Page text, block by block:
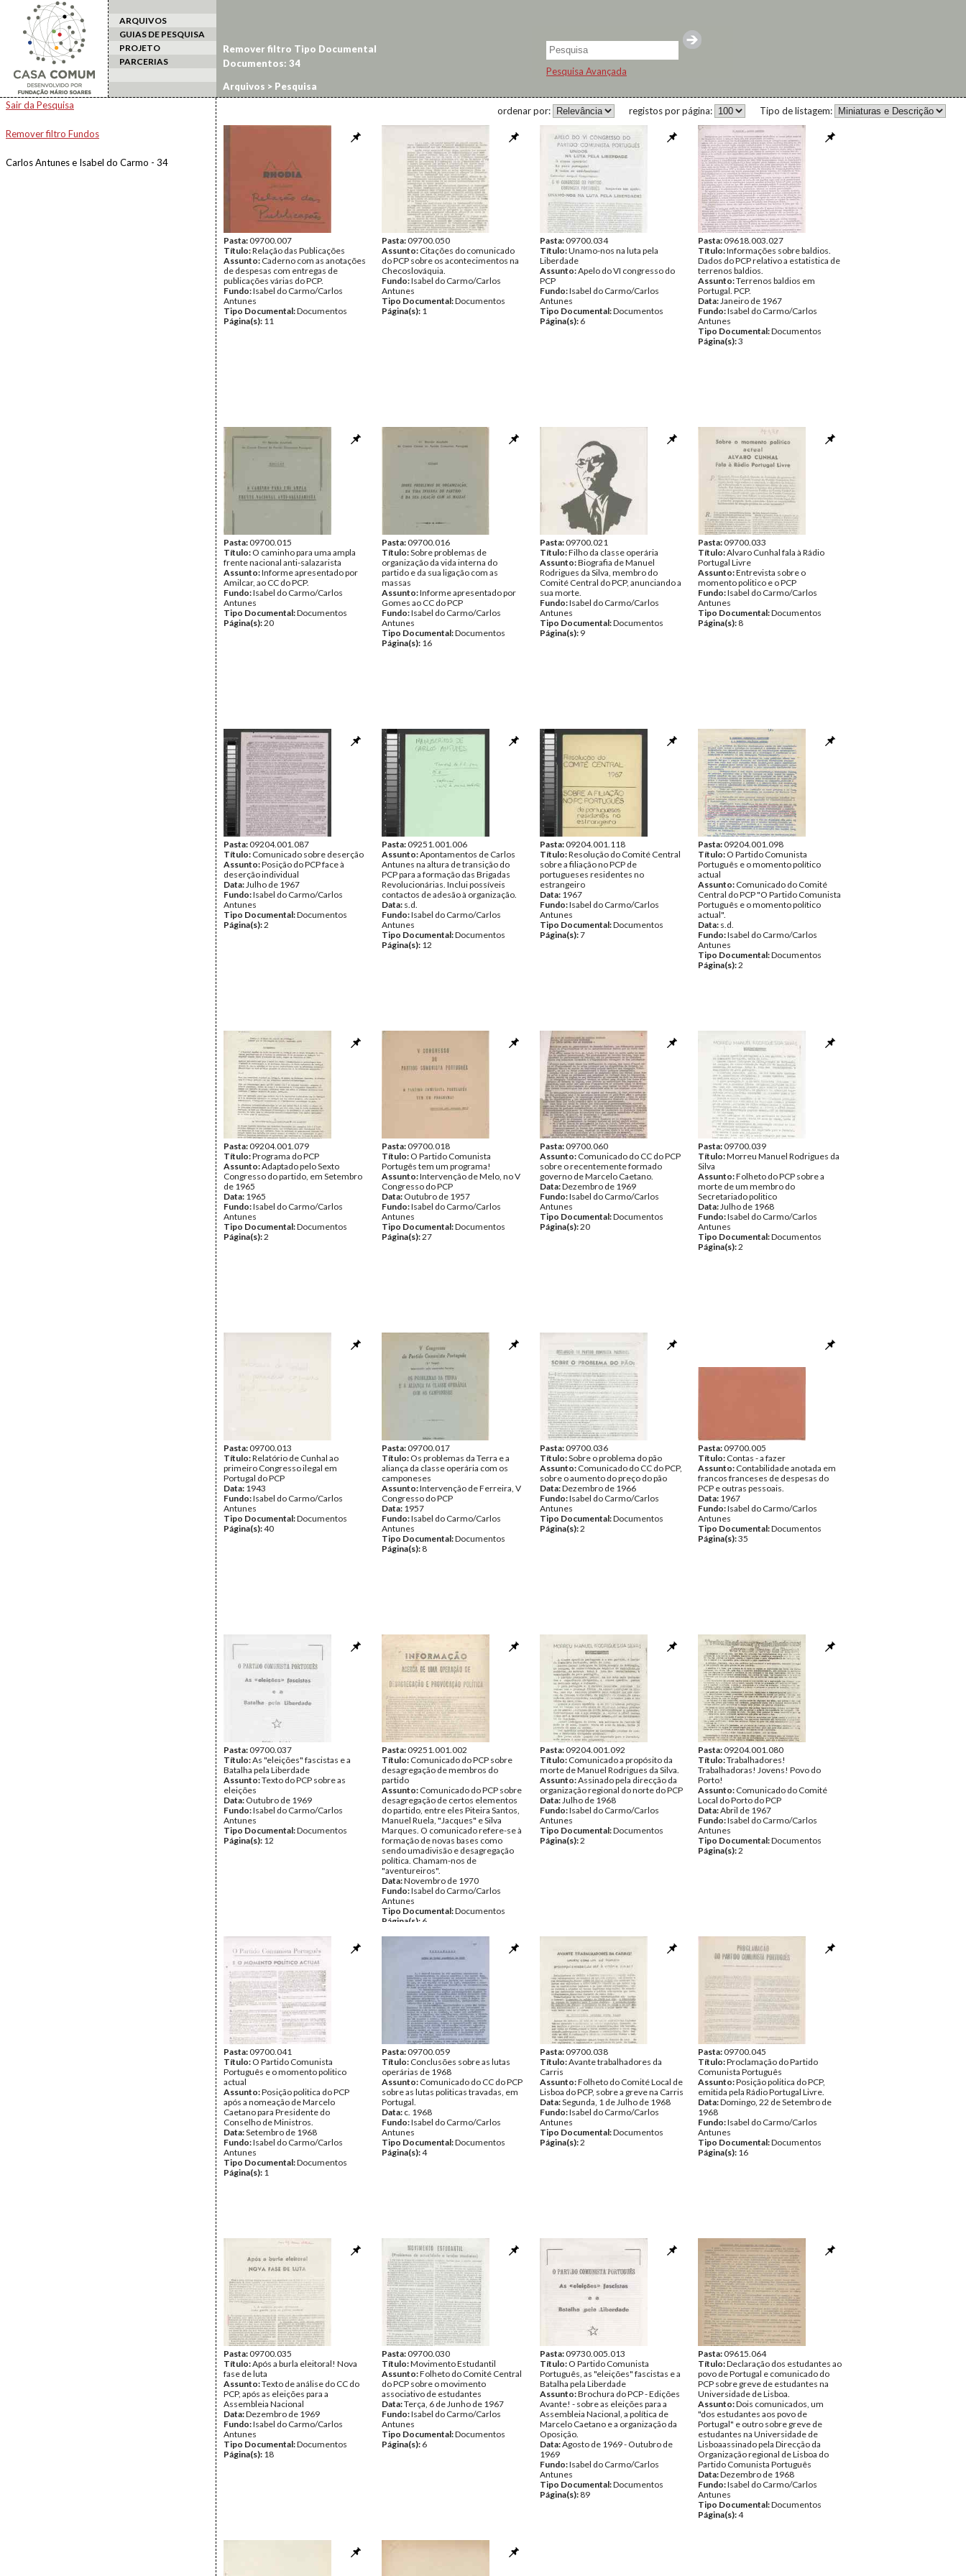
ARQUIVOS
GUIAS DE PESQUISA
PROJETO
PARCERIAS
Pesquisa Avançada
Arquivos > Pesquisa
Sair da Pesquisa
Remover filtro Fundos
Carlos Antunes e Isabel do Carmo - 34
Remover filtro Tipo Documental
Documentos: 34
Tipo de listagem:
registos por página:
ordenar por:
Pasta:09700.007
Título:Relação das Publicações
Assunto: Caderno com as anotações
de despesas com entregas de
publicações várias do PCP.
Fundo:Isabel do Carmo/Carlos
Antunes
Tipo Documental:Documentos
Página(s): 11
Pasta:09700.050
Assunto: Citações do comunicado
do PCP sobre os acontecimentos na
Checoslováquia.
Fundo:Isabel do Carmo/Carlos
Antunes
Tipo Documental:Documentos
Página(s): 1
Pasta:09700.034
Título:Unamo-nos na luta pela
Liberdade
Assunto:Apelo do VI congresso do
PCP
Fundo:Isabel do Carmo/Carlos
Antunes
Tipo Documental:Documentos
Página(s): 6
Pasta:09618.003.027
Título:Informações sobre baldios.
Dados do PCP relativo a estatistica de
terrenos baldios.
Assunto:Terrenos baldios em
Portugal. PCP.
Data:Janeiro de 1967
Fundo:Isabel do Carmo/Carlos
Antunes
Tipo Documental:Documentos
Página(s):3
Pasta:09700.015
Título: O caminho para uma ampla
frente nacional anti-salazarista
Assunto:Informe apresentado por
Amilcar, ao CC do PCP.
Fundo:Isabel do Carmo/Carlos
Antunes
Tipo Documental:Documentos
Página(s):20
Pasta:09700.016
Título:Sobre problemas de
organização da vida interna do
partido e da sua ligação com as
massas
Assunto:Informe apresentado por
Gomes ao CC do PCP
Fundo:Isabel do Carmo/Carlos
Antunes
Tipo Documental:Documentos
Página(s): 16
Pasta:09700.021
Título:Filho da classe operária
Assunto:Biografia de Manuel
Rodrigues da Silva, membro do
Comité Central do PCP, anunciando a
sua morte.
Fundo:Isabel do Carmo/Carlos
Antunes
Tipo Documental:Documentos
Página(s): 9
Pasta:09700.033
Título:Alvaro Cunhal fala à Rádio
Portugal Livre
Assunto:Entrevista sobre o
momento politico e o PCP
Fundo:Isabel do Carmo/Carlos
Antunes
Tipo Documental:Documentos
Página(s): 8
Pasta:09204.001.087
Título: Comunicado sobre deserção
Assunto:Posição do PCP face à
deserção individual
Data:Julho de 1967
Fundo:Isabel do Carmo/Carlos
Antunes
Tipo Documental:Documentos
Página(s):2
Pasta:09251.001.006
Assunto:Apontamentos de Carlos
Antunes na altura de transição do
PCP para a formação das Brigadas
Revolucionárias. Inclui possíveis
contactos de adesão à organização.
Data: s.d.
Fundo:Isabel do Carmo/Carlos
Antunes
Tipo Documental:Documentos
Página(s): 12
Pasta:09204.001.118
Título:Resolução do Comité Central
sobre a filiação no PCP de
portugueses residentes no
estrangeiro
Data: 1967
Fundo:Isabel do Carmo/Carlos
Antunes
Tipo Documental:Documentos
Página(s):7
Pasta:09204.001.098
Título: O Partido Comunista
Português e o momento político
actual
Assunto: Comunicado do Comité
Central do PCP "O Partido Comunista
Português e o momento político
actual".
Data: s.d.
Fundo:Isabel do Carmo/Carlos
Antunes
Tipo Documental:Documentos
Página(s):2
Pasta:09204.001.079
Título:Programa do PCP
Assunto:Adaptado pelo Sexto
Congresso do partido, em Setembro
de 1965
Data: 1965
Fundo:Isabel do Carmo/Carlos
Antunes
Tipo Documental:Documentos
Página(s):2
Pasta:09700.018
Título: O Partido Comunista
Portugês tem um programa!
Assunto:Intervenção de Melo, no V
Congresso do PCP
Data: Outubro de 1957
Fundo:Isabel do Carmo/Carlos
Antunes
Tipo Documental:Documentos
Página(s):27
Pasta:09700.060
Assunto: Comunicado do CC do PCP
sobre o recentemente formado
governo de Marcelo Caetano.
Data:Dezembro de 1969
Fundo:Isabel do Carmo/Carlos
Antunes
Tipo Documental:Documentos
Página(s):20
Pasta:09700.039
Título:Morreu Manuel Rodrigues da
Silva
Assunto:Folheto do PCP sobre a
morte de um membro do
Secretariado politico
Data:Julho de 1968
Fundo:Isabel do Carmo/Carlos
Antunes
Tipo Documental:Documentos
Página(s):2
Pasta:09700.013
Título:Relatório de Cunhal ao
primeiro Congresso ilegal em
Portugal do PCP
Data: 1943
Fundo:Isabel do Carmo/Carlos
Antunes
Tipo Documental:Documentos
Página(s):40
Pasta:09700.017
Título: Os problemas da Terra e a
aliança da classe operária com os
camponeses
Assunto:Intervenção de Ferreira, V
Congresso do PCP
Data: 1957
Fundo:Isabel do Carmo/Carlos
Antunes
Tipo Documental:Documentos
Página(s): 8
Pasta:09700.036
Título:Sobre o problema do pão
Assunto: Comunicado do CC do PCP,
sobre o aumento do preço do pão
Data:Dezembro de 1966
Fundo:Isabel do Carmo/Carlos
Antunes
Tipo Documental:Documentos
Página(s):2
Pasta:09700.005
Título: Contas - a fazer
Assunto: Contabilidade anotada em
francos franceses de despesas do
PCP e outras pessoais.
Data: 1967
Fundo:Isabel do Carmo/Carlos
Antunes
Tipo Documental:Documentos
Página(s):35
Pasta:09700.037
Título:As "eleições" fascistas e a
Batalha pela Liberdade
Assunto:Texto do PCP sobre as
eleições
Data: Outubro de 1969
Fundo:Isabel do Carmo/Carlos
Antunes
Tipo Documental:Documentos
Página(s): 12
Pasta:09251.001.002
Título: Comunicado do PCP sobre
desagregação de membros do
partido
Assunto: Comunicado do PCP sobre
desagregação de certos elementos
do partido, entre eles Piteira Santos,
Manuel Ruela, "Jacques" e Silva
Marques. O comunicado refere-se à
formação de novas bases como
sendo umadivisão e desagregação
política. Chamam-nos de
"aventureiros".
Data:Novembro de 1970
Fundo:Isabel do Carmo/Carlos
Antunes
Tipo Documental:Documentos
Página(s): 6
Pasta:09204.001.092
Título: Comunicado a propósito da
morte de Manuel Rodrigues da Silva.
Assunto:Assinado pela direcção da
organização regional do norte do PCP
Data:Julho de 1968
Fundo:Isabel do Carmo/Carlos
Antunes
Tipo Documental:Documentos
Página(s):2
Pasta:09204.001.080
Título:Trabalhadores!
Trabalhadoras! Jovens! Povo do
Porto!
Assunto: Comunicado do Comité
Local do Porto do PCP
Data:Abril de 1967
Fundo:Isabel do Carmo/Carlos
Antunes
Tipo Documental:Documentos
Página(s):2
Pasta:09700.041
Título: O Partido Comunista
Português e o momento politico
actual
Assunto:Posição politica do PCP
após a nomeação de Marcelo
Caetano para Presidente do
Conselho de Ministros.
Data:Setembro de 1968
Fundo:Isabel do Carmo/Carlos
Antunes
Tipo Documental:Documentos
Página(s): 1
Pasta:09700.059
Título: Conclusões sobre as lutas
operárias de 1968
Assunto: Comunicado do CC do PCP
sobre as lutas politicas travadas, em
Portugal.
Data: c. 1968
Fundo:Isabel do Carmo/Carlos
Antunes
Tipo Documental:Documentos
Página(s):4
Pasta:09700.038
Título:Avante trabalhadores da
Carris
Assunto:Folheto do Comité Local de
Lisboa do PCP, sobre a greve na Carris
Data:Segunda, 1 de Julho de 1968
Fundo:Isabel do Carmo/Carlos
Antunes
Tipo Documental:Documentos
Página(s):2
Pasta:09700.045
Título:Proclamação do Partido
Comunista Português
Assunto:Posição politica do PCP,
emitida pela Rádio Portugal Livre.
Data:Domingo, 22 de Setembro de
1968
Fundo:Isabel do Carmo/Carlos
Antunes
Tipo Documental:Documentos
Página(s): 16
Pasta:09700.035
Título:Após a burla eleitoral! Nova
fase de luta
Assunto:Texto de análise do CC do
PCP, após as eleições para a
Assembleia Nacional
Data:Dezembro de 1969
Fundo:Isabel do Carmo/Carlos
Antunes
Tipo Documental:Documentos
Página(s): 18
Pasta:09700.030
Título:Movimento Estudantil
Assunto:Folheto do Comité Central
do PCP sobre o movimento
associativo de estudantes
Data:Terça, 6 de Junho de 1967
Fundo:Isabel do Carmo/Carlos
Antunes
Tipo Documental:Documentos
Página(s): 6
Pasta:09730.005.013
Título: O Partido Comunista
Português, as "eleições" fascistas e a
Batalha pela Liberdade
Assunto:Brochura do PCP - Edições
Avante! - sobre as eleições para a
Assembleia Nacional, a política de
Marcelo Caetano e a organização da
Oposição.
Data:Agosto de 1969 - Outubro de
1969
Fundo:Isabel do Carmo/Carlos
Antunes
Tipo Documental:Documentos
Página(s): 89
Pasta:09615.064
Título:Declaração dos estudantes ao
povo de Portugal e comunicado do
PCP sobre greve de estudantes na
Universidade de Lisboa.
Assunto:Dois comunicados, um
"dos estudantes aos povo de
Portugal" e outro sobre greve de
estudantes na Universidade de
Lisboaassinado pela Direcção da
Organização regional de Lisboa do
Partido Comunista Português
Data:Dezembro de 1968
Fundo:Isabel do Carmo/Carlos
Antunes
Tipo Documental:Documentos
Página(s):4